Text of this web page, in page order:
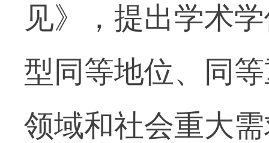
见》，提出学术
型同等地位、同
领域和社会重大